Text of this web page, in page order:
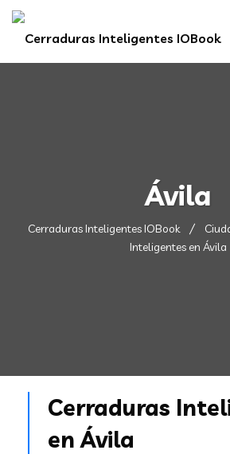
Ávila
Cerraduras Inteligentes IOBook
Inteligentes en Ávila
Cerraduras
en Ávila